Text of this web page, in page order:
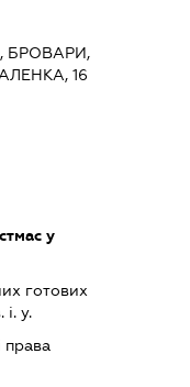
БРОВАРИ,
16
у
готових
у.
права